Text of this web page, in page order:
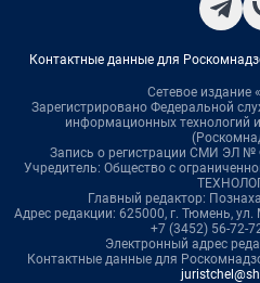
Контактные данные для
Сетевое издание
Зарегистрировано Федеральной
информационных технологий
Запись о регистрации СМИ ЭЛ №
Учредитель: Общество с
Главный редактор:
Адрес редакции: 625000, г. Тюмень,
+7 (3452) 56-72-
Электронный адрес
Контактные данные для